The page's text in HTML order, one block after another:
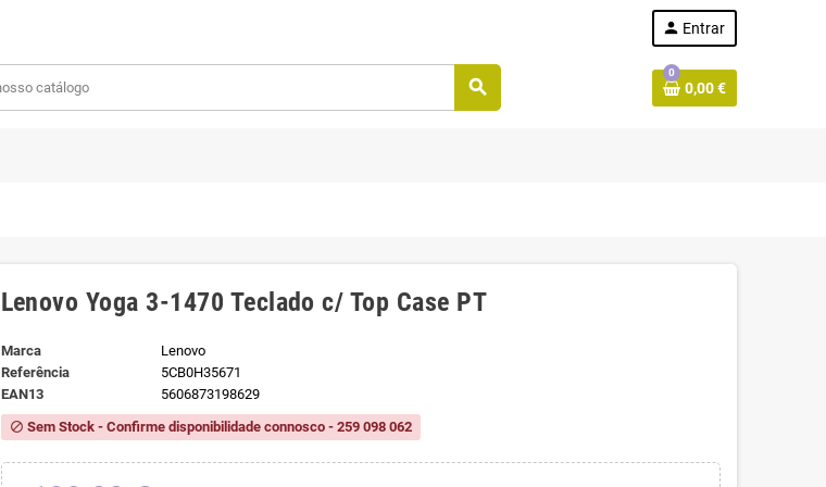
person Entrar
search
0
0,00 €
Lenovo Yoga 3-1470 Teclado c/ Top Case PT
Marca
Lenovo
Referência
5CB0H35671
EAN13
5606873198629
block Sem Stock - Confirme disponibilidade connosco - 259 098 062